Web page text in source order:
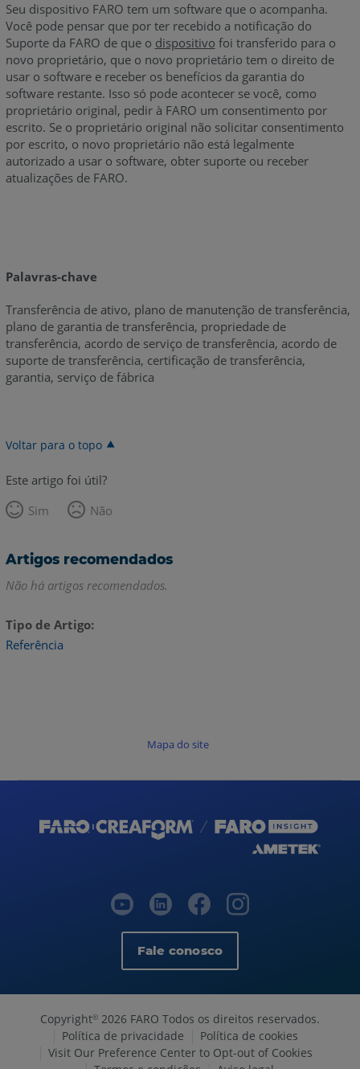
Seu dispositivo FARO tem um software que o acompanha.
Você pode pensar que por ter recebido a notificação do
Suporte da FARO de que o dispositivo foi transferido para o
novo proprietário, que o novo proprietário tem o direito de
usar o software e receber os benefícios da garantia do
software restante. Isso só pode acontecer se você, como
proprietário original, pedir à FARO um consentimento por
escrito. Se o proprietário original não solicitar consentimento
por escrito, o novo proprietário não está legalmente
autorizado a usar o software, obter suporte ou receber
atualizações de FARO.
Palavras-chave
Transferência de ativo, plano de manutenção de transferência,
plano de garantia de transferência, propriedade de
transferência, acordo de serviço de transferência, acordo de
suporte de transferência, certificação de transferência,
garantia, serviço de fábrica
Voltar para o topo
Este artigo foi útil?
Sim
Não
Artigos recomendados
Não há artigos recomendados.
Tipo de Artigo
Referência
Mapa do site
Fale conosco
Copyright© 2026 FARO Todos os direitos reservados.
Política de privacidade
Política de cookies
Visit Our Preference Center to Opt-out of Cookies